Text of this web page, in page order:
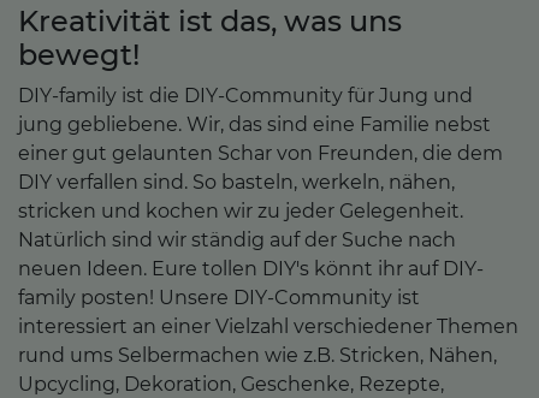
Kreativität ist das, was uns
bewegt!
DIY-family ist die DIY-Community für Jung und
jung gebliebene. Wir, das sind eine Familie nebst
einer gut gelaunten Schar von Freunden, die dem
DIY verfallen sind. So basteln, werkeln, nähen,
stricken und kochen wir zu jeder Gelegenheit.
Natürlich sind wir ständig auf der Suche nach
neuen Ideen. Eure tollen DIY's könnt ihr auf DIY-
family posten! Unsere DIY-Community ist
interessiert an einer Vielzahl verschiedener Themen
rund ums Selbermachen wie z.B. Stricken, Nähen,
Upcycling, Dekoration, Geschenke, Rezepte,